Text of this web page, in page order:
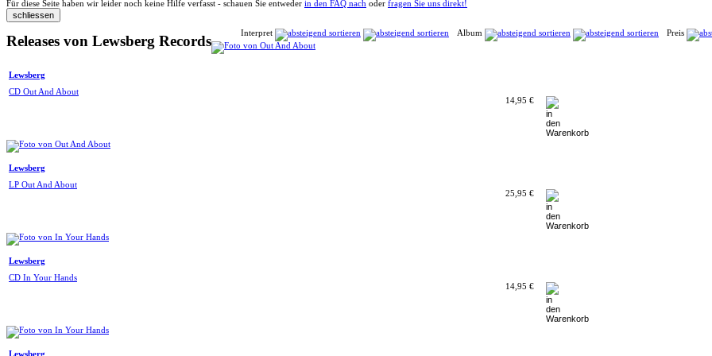
Für diese Seite haben wir leider noch keine Hilfe verfasst - schauen Sie entweder in den FAQ nach oder fragen Sie uns direkt!
Releases von Lewsberg Records Interpret Album Preis
Lewsberg
CD Out And About
14,95 €
Lewsberg
LP Out And About
25,95 €
Lewsberg
CD In Your Hands
14,95 €
Lewsberg